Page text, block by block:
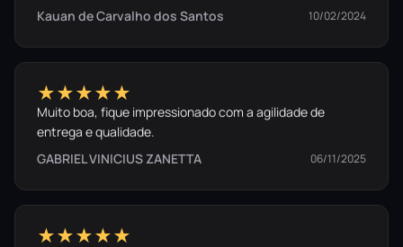
Kauan de Carvalho dos Santos
10/02/2024
★★★★★
Muito boa, fique impressionado com a agilidade de
entrega e qualidade.
GABRIEL VINICIUS ZANETTA
06/11/2025
★★★★★